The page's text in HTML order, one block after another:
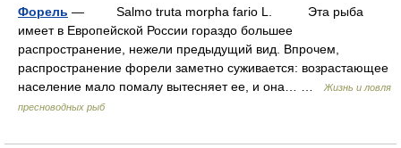
Форель — Salmo truta morpha fario L. Эта рыба
имеет в Европейской России гораздо большее
распространение, нежели предыдущий вид. Впрочем,
распространение форели заметно суживается: возрастающее
население мало помалу вытесняет ее, и она… …
Жизнь и ловля
пресноводных рыб